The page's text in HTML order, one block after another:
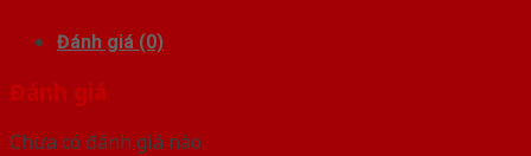
Đánh giá (0)
Đánh giá
Chưa có đánh giá nào.